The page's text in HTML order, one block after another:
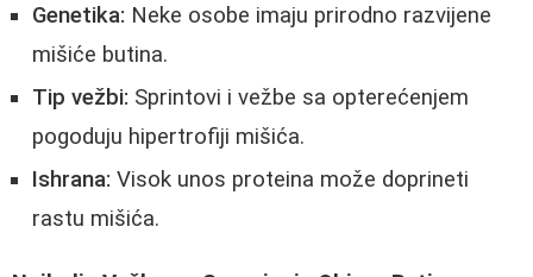
Genetika: Neke osobe imaju prirodno razvijene
mišiće butina.
Tip vežbi: Sprintovi i vežbe sa opterećenjem
pogoduju hipertrofiji mišića.
Ishrana: Visok unos proteina može doprineti
rastu mišića.